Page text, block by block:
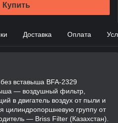
Купить
Доставка Оплата
вставыша BFA-2329
— воздушный фильтр,
в двигатель воздух от пыли и
цилиндропоршневую группу от
— Briss Filter (Казахстан).